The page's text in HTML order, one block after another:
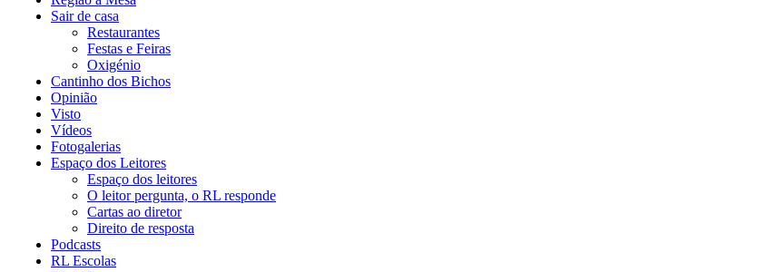
Sair de casa
Restaurantes
Festas e Feiras
Oxigénio
Cantinho dos Bichos
Opinião
Visto
Vídeos
Fotogalerias
Espaço dos Leitores
Espaço dos leitores
O leitor pergunta, o RL responde
Cartas ao diretor
Direito de resposta
Podcasts
RL Escolas